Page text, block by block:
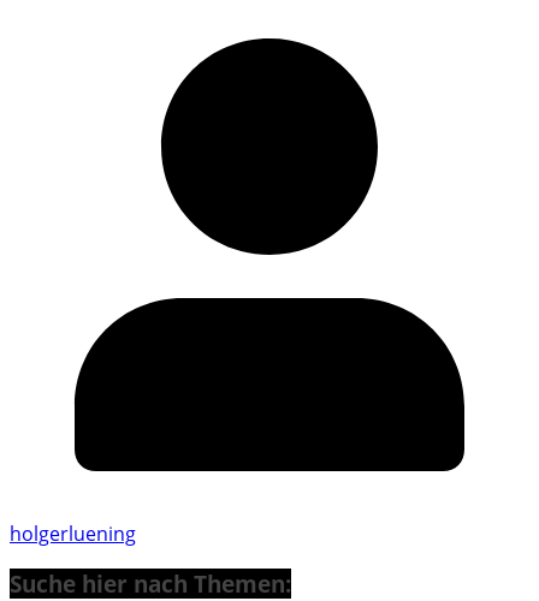
holgerluening
Suche hier nach Themen: